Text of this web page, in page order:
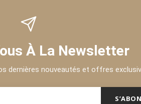
À La Newsletter
dernières nouveautés et offres